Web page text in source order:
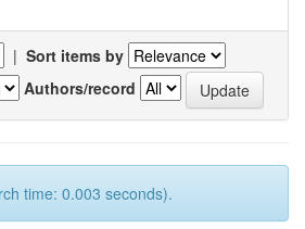
| Sort items by
Authors/record
time: 0.003 seconds).